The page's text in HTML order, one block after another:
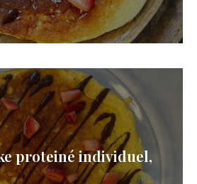
proteiné individuel,